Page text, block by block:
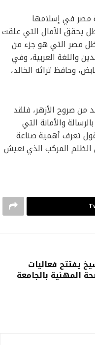
مصر في إسلامها
يحقق الآمال التي علقت
مصر التي هو جزء من
واللغة العربية، وفي
وحافظ تراثه الخالد،
من صروح الأزهر، فلقد
والأمانة التي
تعرف أهمية صناعة
الظلم المركب الذي نعيش
يفتتح فعاليات
المهنية بالجامعة